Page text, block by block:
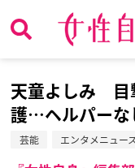
天童よしみ 目
護…ヘルパーな
芸能 エンタメニュース